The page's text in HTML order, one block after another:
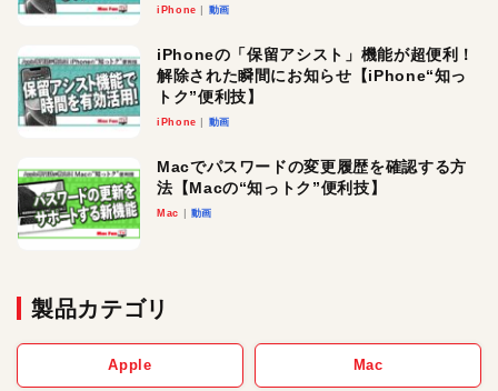
iPhone 動画
iPhoneの「保留アシスト」機能が超便利！
解除された瞬間にお知らせ【iPhone“知っ
トク”便利技】
iPhone 動画
Macでパスワードの変更履歴を確認する方
法【Macの“知っトク”便利技】
Mac 動画
製品カテゴリ
Apple Mac